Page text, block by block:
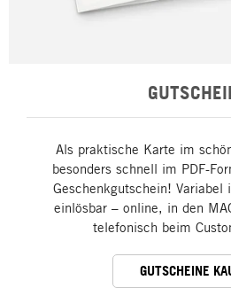
Als praktische Karte im
besonders schnell im PDF-
Geschenkgutschein! Variabel
einlösbar – online, in den
telefonisch beim
GUTSCHEINE